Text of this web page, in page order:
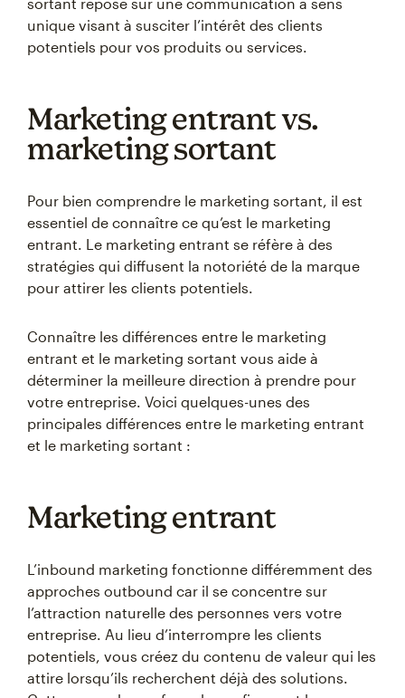
unique visant à susciter l’intérêt des clients
potentiels pour vos produits ou services.
Marketing entrant vs.
marketing sortant
Pour bien comprendre le marketing sortant, il est
essentiel de connaître ce qu’est le marketing
entrant. Le marketing entrant se réfère à des
stratégies qui diffusent la notoriété de la marque
pour attirer les clients potentiels.
Connaître les différences entre le marketing
entrant et le marketing sortant vous aide à
déterminer la meilleure direction à prendre pour
votre entreprise. Voici quelques-unes des
principales différences entre le marketing entrant
et le marketing sortant :
Marketing entrant
L’inbound marketing fonctionne différemment des
approches outbound car il se concentre sur
l’attraction naturelle des personnes vers votre
entreprise. Au lieu d’interrompre les clients
potentiels, vous créez du contenu de valeur qui les
attire lorsqu’ils recherchent déjà des solutions.